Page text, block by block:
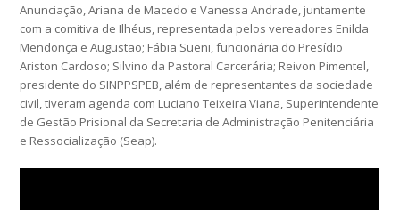
Anunciação, Ariana de Macedo e Vanessa Andrade, juntamente
com a comitiva de Ilhéus, representada pelos vereadores Enilda
Mendonça e Augustão; Fábia Sueni, funcionária do Presídio
Ariston Cardoso; Silvino da Pastoral Carcerária; Reivon Pimentel,
presidente do SINPPSPEB, além de representantes da sociedade
civil, tiveram agenda com Luciano Teixeira Viana, Superintendente
de Gestão Prisional da Secretaria de Administração Penitenciária
e Ressocialização (Seap).